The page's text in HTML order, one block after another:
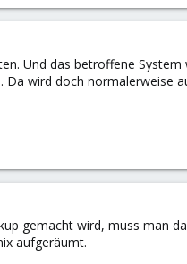
Und das betroffene
wird doch normalerweise
gemacht wird, muss man
aufgeräumt.